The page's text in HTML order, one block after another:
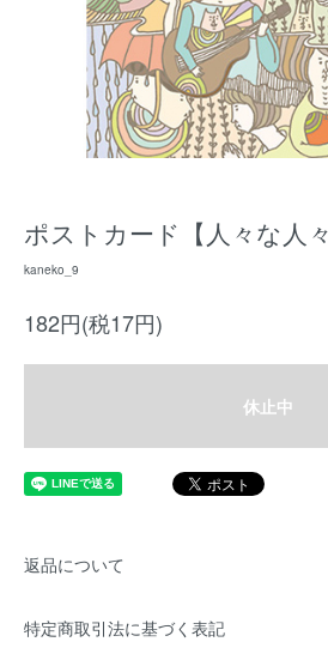
ポストカード【人々な人
kaneko_9
182円(税17円)
休止中
返品について
特定商取引法に基づく表記